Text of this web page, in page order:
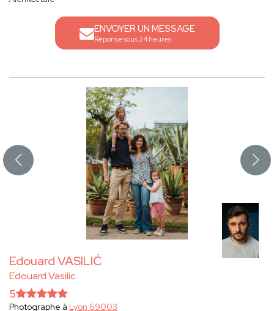
ENVOYER UN MESSAGE
Réponse sous 24 heures
Edouard VASILIĆ
Edouard Vasilic
5
Photographe à Lyon 69003